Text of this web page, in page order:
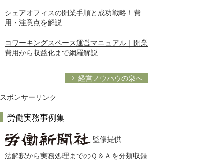
シェアオフィスの開業手順と成功戦略！費
用・注意点を解説
コワーキングスペース運営マニュアル｜開業
費用から収益化まで網羅解説
経営ノウハウの泉へ
スポンサーリンク
労働実務事例集
監修提供
法解釈から実務処理までのＱ＆Ａを分類収録